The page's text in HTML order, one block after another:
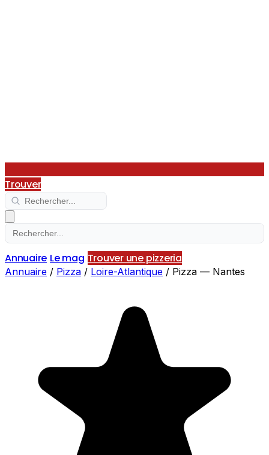
Trouver
Annuaire Le mag Trouver une pizzeria
Annuaire / Pizza / Loire-Atlantique / Pizza — Nantes